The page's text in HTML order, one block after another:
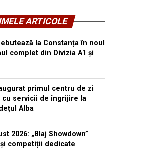
ARTICOLE
la Constanța în noul
complet din Divizia A1 și
primul centru de zi
cu servicii de îngrijire la
Alba
2026: „Blaj Showdown”
competiții dedicate